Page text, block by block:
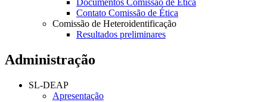
Documentos Comissão de Ética
Contato Comissão de Ética
Comissão de Heteroidentificação
Resultados preliminares
Administração
SL-DEAP
Apresentação